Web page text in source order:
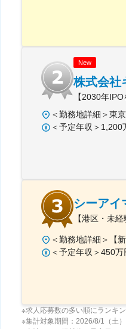
New
株式会社
【2030年
シーアイ
【港区・未
※求人応募数の多い順にランキ
※集計対象期間：2026/8/1（土）